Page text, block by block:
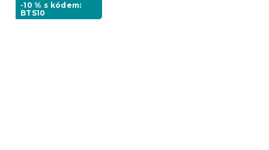
-10 % s kódem:
BTS10